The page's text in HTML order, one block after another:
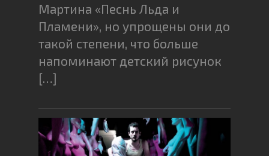
Мартина «Песнь Льда и
Пламени», но упрощены они до
такой степени, что больше
напоминают детский рисунок
[…]